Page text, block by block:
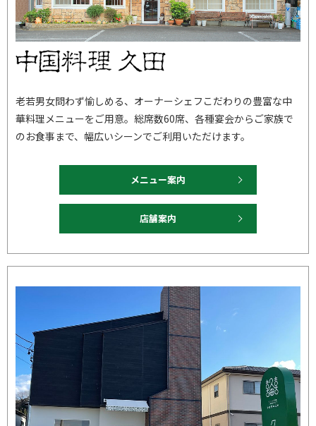
老若男女問わず愉しめる、オーナーシェフこだわりの豊富な中
華料理メニューをご用意。総席数60席、各種宴会からご家族で
のお食事まで、幅広いシーンでご利用いただけます。
メニュー案内
店舗案内